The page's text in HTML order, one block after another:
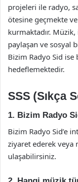
projeleri ile radyo,
ötesine geçmekte
kurmaktadır.
paylaşan ve sosyal
Bizim Radyo Sid
hedeflemektedir.
SSS (Sıkça
1. Bizim Radyo
Bizim Radyo Sid’e
ziyaret ederek veya
ulaşabilirsiniz.